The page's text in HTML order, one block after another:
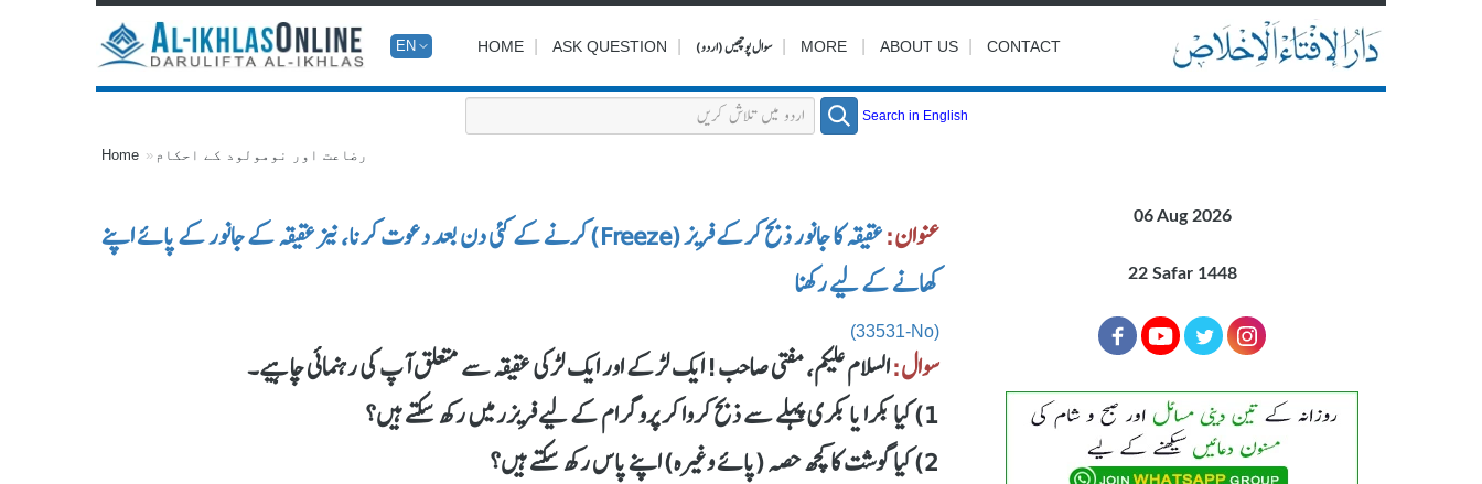
EN HOME ASK QUESTION سوال پوچھیں (اردو) MORE ABOUT US CONTACT
Search in English
Home رضاعت اور نومولود کے احکام
عنوان:
عقیقہ کا جانور ذبح کرکے فریز (Freeze) کرنے کے کئی دن بعد دعوت کرنا، نیز عقیقہ کے جانور کے پائے اپنے
کھانے کے لیے رکھنا
(33531-No)
سوال:السلام علیکم، مفتی صاحب! ایک لڑکے اور ایک لڑکی عقیقہ سے متعلق آپ کی رہنمائی چاہیے۔
1) کیا بکرا یا بکری پہلے سے ذبح کروا کر پروگرام کے لیے فریزر میں رکھ سکتے ہیں؟
2) کیا گوشت کا کچھ حصہ (پائے وغیرہ) اپنے پاس رکھ سکتے ہیں؟
06 Aug 2026
22 Safar 1448